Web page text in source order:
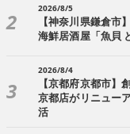
2026/8/5
【神奈川県鎌倉市
海鮮居酒屋「魚貝
2026/8/4
【京都府京都市】
京都店がリニュー
活